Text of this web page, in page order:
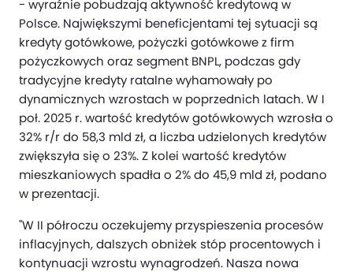
- wyraźnie pobudzają aktywność kredytową w
Polsce. Największymi beneficjentami tej sytuacji są
kredyty gotówkowe, pożyczki gotówkowe z firm
pożyczkowych oraz segment BNPL, podczas gdy
tradycyjne kredyty ratalne wyhamowały po
dynamicznych wzrostach w poprzednich latach. W I
poł. 2025 r. wartość kredytów gotówkowych wzrosła o
32% r/r do 58,3 mld zł, a liczba udzielonych kredytów
zwiększyła się o 23%. Z kolei wartość kredytów
mieszkaniowych spadła o 2% do 45,9 mld zł, podano
w prezentacji.
"W II półroczu oczekujemy przyspieszenia procesów
inflacyjnych, dalszych obniżek stóp procentowych i
kontynuacji wzrostu wynagrodzeń. Nasza nowa